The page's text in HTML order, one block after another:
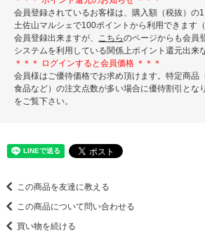
会員登録されているお客様は、購入額（税抜）の1
土佐山マルシェで100ポイントから利用できます
会員登録出来ますが、
こちらのページからも会員
システムを利用している関係上ポイント還元出来
＊＊＊ ログインすると会員価格 ＊＊＊
会員様はご優待価格でお求め頂けます。特定商品
食品など）の注文点数が多い場合に優待割引とな
をご覧下さい。
この商品を友達に教える
この商品について問い合わせる
買い物を続ける